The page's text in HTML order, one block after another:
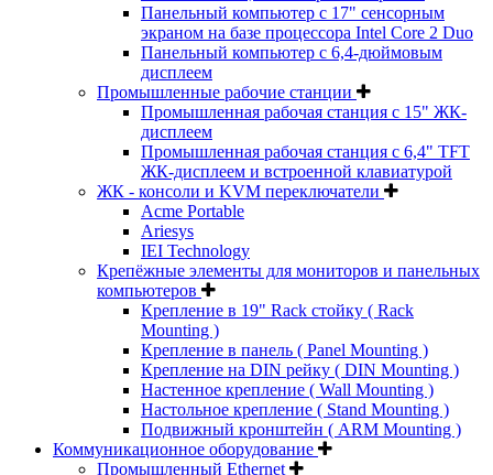
Панельный компьютер с 17" сенсорным
экраном на базе процессора Intel Core 2 Duo
Панельный компьютер с 6,4-дюймовым
дисплеем
Промышленные рабочие станции
Промышленная рабочая станция с 15" ЖК-
дисплеем
Промышленная рабочая станция с 6,4" TFT
ЖК-дисплеем и встроенной клавиатурой
ЖК - консоли и KVM переключатели
Acme Portable
Ariesys
IEI Technology
Крепёжные элементы для мониторов и панельных
компьютеров
Крепление в 19" Rack стойку ( Rack
Mounting )
Крепление в панель ( Panel Mounting )
Крепление на DIN рейку ( DIN Mounting )
Настенное крепление ( Wall Mounting )
Настольное крепление ( Stand Mounting )
Подвижный кронштейн ( ARM Mounting )
Коммуникационное оборудование
Промышленный Ethernet